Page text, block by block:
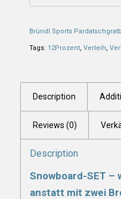
Bründl Sports
Tags: 12Prozent, Verleih,
Description
Reviews (0)
Description
Snowboard-SET –
anstatt mit zwei